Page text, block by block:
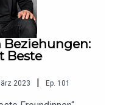
Beziehungen:
Beste
2023 | Ep. 101